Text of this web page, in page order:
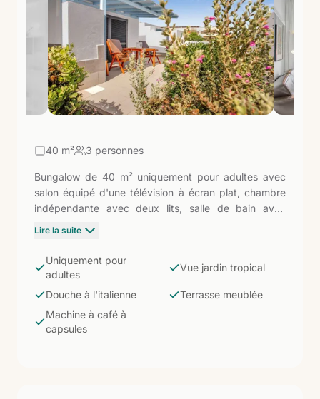
40 m² 3 personnes
Bungalow de 40 m² uniquement pour adultes avec
salon équipé d'une télévision à écran plat, chambre
indépendante avec deux lits, salle de bain avec
Cuisine équipée avec plaque vitrocéramique, micro-
ondes, machine à café à capsules, bouilloire et grille-
vers le vert, parfaite pour ceux qui privilégient la vie
privée et le silence plutôt que les vues sur l'eau.
Lire la suite
Uniquement pour
adultes
Vue jardin tropical
Douche à l'italienne
Terrasse meublée
Machine à café à
capsules